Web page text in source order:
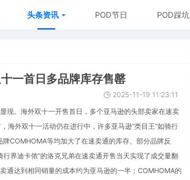
头条资讯 POD节日 POD踩坑
一首日多品牌库存售罄
2025-11-19 11:23:11
现。海外双十一开售首日，多个亚马逊的头部卖家在速卖
海外双十一活动仍在进行中，许多亚马逊“类目王”如骑行
COMHOMA等均加大了在速卖通的库存。部分品牌反
界迪卡侬”的洛克兄弟在速卖通开售当天实现了成交量翻
通达到相同销量的成本约为亚马逊的一半；COMHOMA的